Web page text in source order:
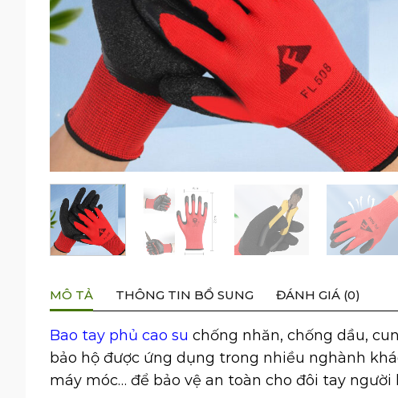
MÔ TẢ THÔNG TIN BỔ SUNG ĐÁNH GIÁ (0)
Bao tay phủ cao su chống nhăn, chống dầu,
bảo hộ được ứng dụng trong nhiều nghành
máy móc… để bảo vệ an toàn cho đôi tay